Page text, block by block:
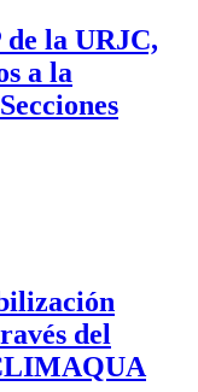
de la URJC,
a la
del